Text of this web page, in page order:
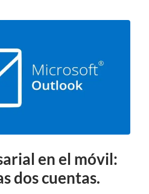
en el móvil:
dos cuentas.